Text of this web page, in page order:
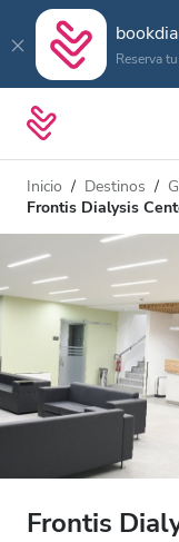
Reserva
Inicio Destinos
Frontis Dialysis
Frontis